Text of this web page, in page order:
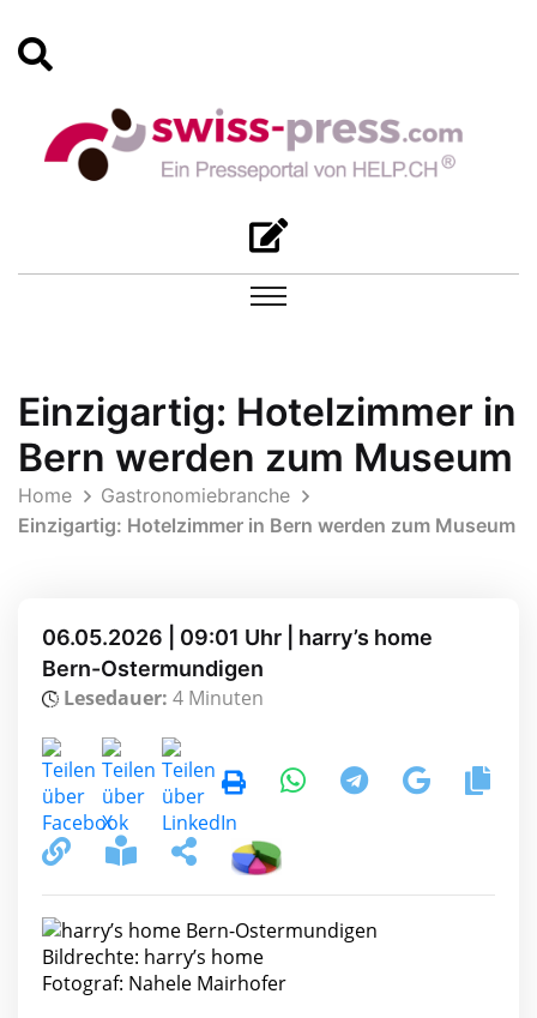
Einzigartig: Hotelzimmer in
Bern werden zum Museum
Home
Gastronomiebranche
Einzigartig: Hotelzimmer in Bern werden zum Museum
06.05.2026 | 09:01 Uhr | harry’s home
Bern-Ostermundigen
Lesedauer: 4 Minuten
Bildrechte: harry’s home
Fotograf: Nahele Mairhofer